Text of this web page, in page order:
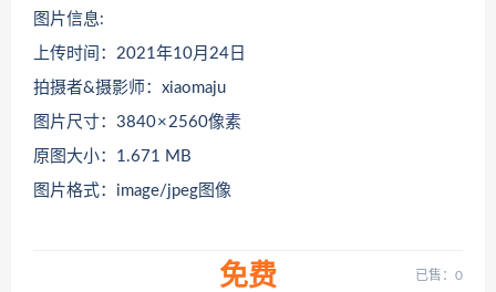
图片信息:
上传时间：2021年10月24日
拍摄者&摄影师：xiaomaju
图片尺寸：3840 × 2560像素
原图大小：1.671 MB
图片格式：image/jpeg图像
免费 已售：0